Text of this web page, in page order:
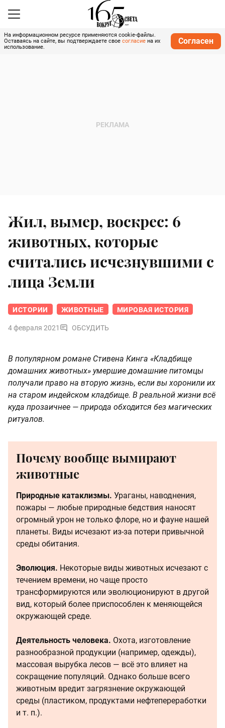
На информационном ресурсе применяются cookie-файлы.
Оставаясь на сайте, вы подтверждаете свое согласие на их
использование.
Согласен
Жил, вымер, воскрес: 6
животных, которые
считались исчезнувшими с
лица Земли
ИСТОРИИ ЖИВОТНЫЕ МИРОВАЯ ИСТОРИЯ
4 февраля 2021 ОБСУДИТЬ
В популярном романе Стивена Кинга «Кладбище
домашних животных» умершие домашние питомцы
получали право на вторую жизнь, если вы хоронили их
на старом индейском кладбище. В реальной жизни всё
куда прозаичнее — природа обходится без магических
ритуалов.
Почему вообще вымирают
животные
Природные катаклизмы. Ураганы, наводнения,
пожары — любые природные бедствия наносят
огромный урон не только флоре, но и фауне нашей
планеты. Виды исчезают из-за потери привычной
среды обитания.
Эволюция. Некоторые виды животных исчезают с
течением времени, но чаще просто
трансформируются или эволюционируют в другой
вид, который более приспособлен к меняющейся
окружающей среде.
Деятельность человека. Охота, изготовление
разнообразной продукции (например, одежды),
массовая вырубка лесов — всё это влияет на
сокращение популяций. Однако больше всего
животным вредит загрязнение окружающей
среды (пластиком, продуктами нефтепереработки
и т. п.).